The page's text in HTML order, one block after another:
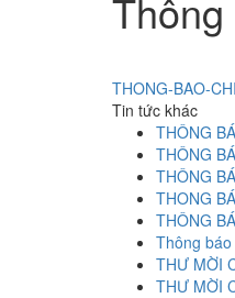
THONG-BAO-
Tin tức khác
THÔNG
THÔNG
THÔNG
THONG
THÔNG
Thông
THƯ MỜI
THƯ MỜI